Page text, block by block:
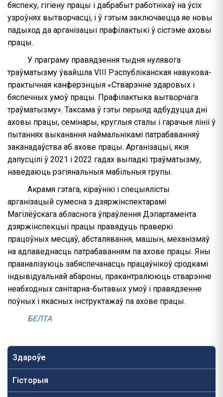
Здароўе
Гісторыя
бяспеку, гігіену працы і дабрабыт работнікаў на ўсіх
узроўнях вытворчасці, і ў гэтым заключаецца яе новы
падыход да арганізацыі прафілактыкі ў сістэме аховы
працы.
У праграму правядзення тыдня нулявога
траўматызму ўвайшла VIII Рэспубліканская навукова-
практычная канферэнцыя «Стварэнне здаровых і
бяспечных умоў працы. Прафілактыка вытворчага
траўматызму». Таксама ў гэты перыяд адбудуцца дні
аховы працы, семінары, круглыя сталы і гарачыя лініі ў
пытаннях выканання наймальнікамі патрабаванняў
заканадаўства аб ахове працы. Арганізацыі, якія
дапусцілі ў 2021 і 2022 гадах выпадкі траўматызму,
наведаюць рэгіянальныя мабільныя групы.
Акрамя гэтага, кіраўнікі і спецыялісты
арганізацый сумесна з дзяржінспектарамі
Магілёўскага абласнога ўпраўлення Дэпартамента
дзяржінспекцыі працы правядуць праверкі
працоўных месцаў, абсталявання, машын, механізмаў
на адпаведнасць патрабаванням па ахове працы. Яны
прааналізуюць забяспечанасць працаўнікоў сродкамі
індывідуальнай абароны, пракантралююць стварэнне
неабходных санітарна-бытавых умоў і правядзенне
поўных і якасных інструктажаў па ахове працы.
БЕЛТА